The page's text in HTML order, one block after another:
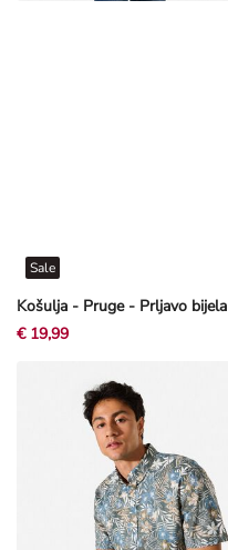
Košulja - Pruge - Prljavo bijela
Sale
€ 19,99